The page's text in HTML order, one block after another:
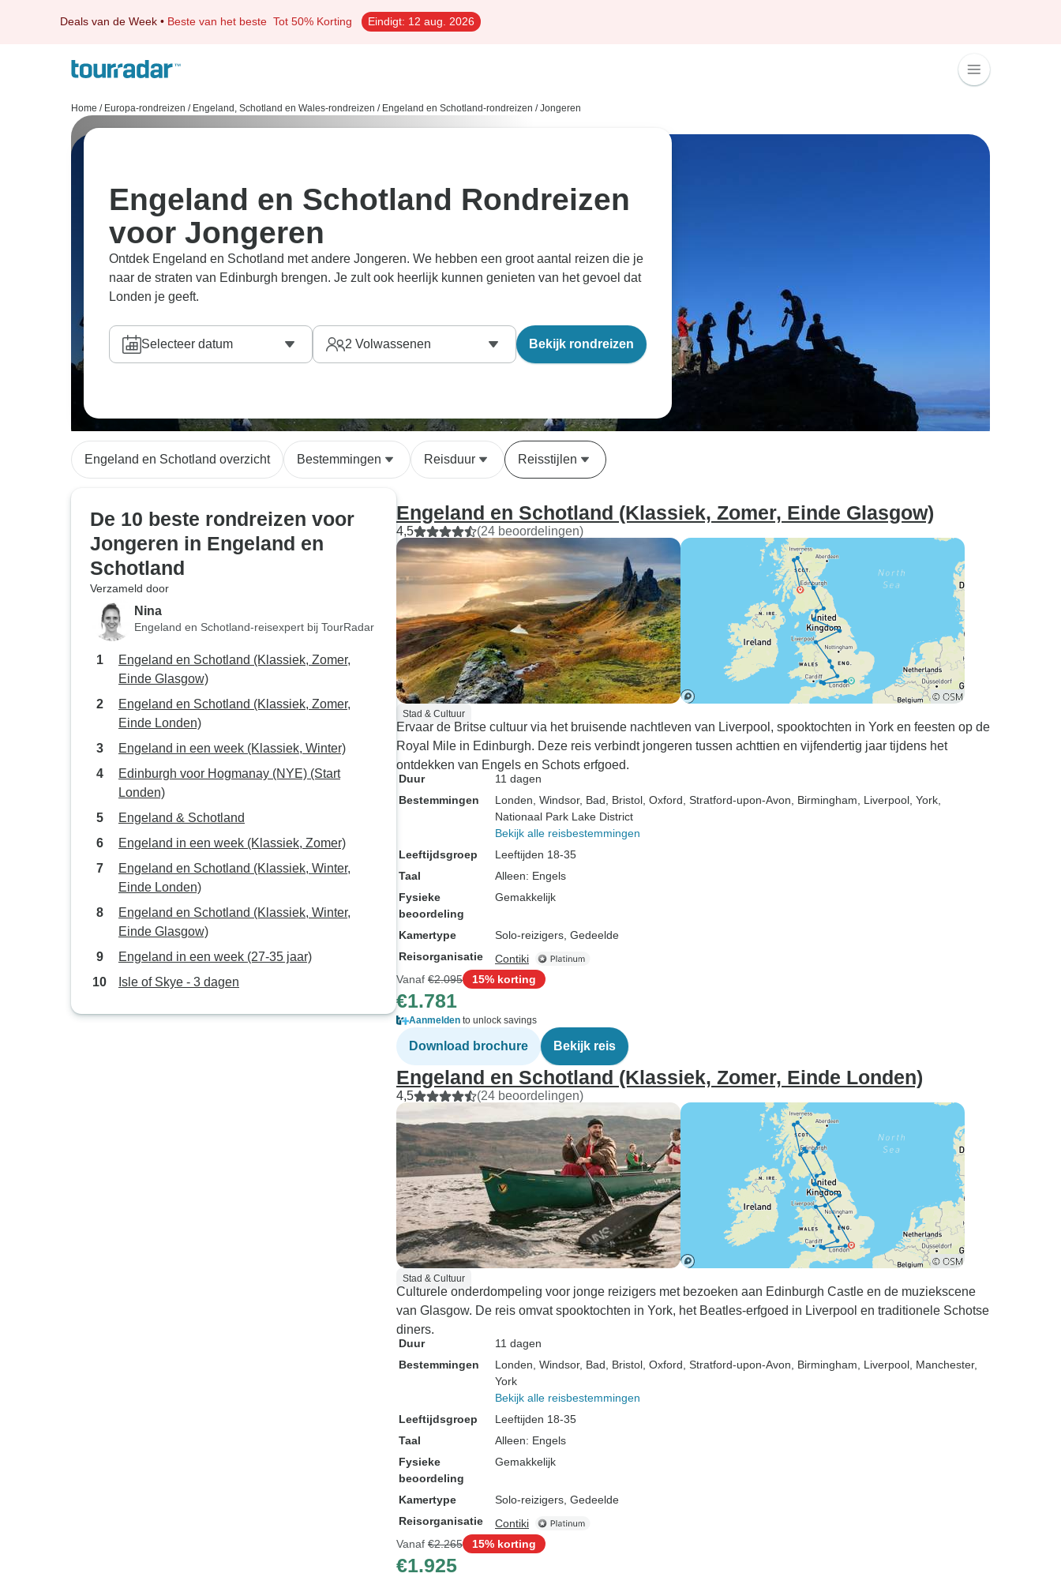
Deals van de Week • Beste van het beste Tot 50% Korting Eindigt: 12 aug. 2026
Home / Europa-rondreizen / Engeland, Schotland en Wales-rondreizen / Engeland en Schotland-rondreizen / Jongeren
Engeland en Schotland Rondreizen
voor Jongeren
Ontdek Engeland en Schotland met andere Jongeren. We hebben een groot aantal reizen die je
naar de straten van Edinburgh brengen. Je zult ook heerlijk kunnen genieten van het gevoel dat
Londen je geeft.
Selecteer datum 2 Volwassenen Bekijk rondreizen
Engeland en Schotland overzicht Bestemmingen Reisduur Reisstijlen
De 10 beste rondreizen voor
Jongeren in Engeland en
Schotland
Verzameld door
Nina
Engeland en Schotland-reisexpert bij TourRadar
Engeland en Schotland (Klassiek, Zomer,
Einde Glasgow)
Engeland en Schotland (Klassiek, Zomer,
Einde Londen)
Engeland in een week (Klassiek, Winter)
Edinburgh voor Hogmanay (NYE) (Start
Londen)
Engeland & Schotland
Engeland in een week (Klassiek, Zomer)
Engeland en Schotland (Klassiek, Winter,
Einde Londen)
Engeland en Schotland (Klassiek, Winter,
Einde Glasgow)
Engeland in een week (27-35 jaar)
Isle of Skye - 3 dagen
Engeland en Schotland (Klassiek, Zomer, Einde Glasgow)
4,5 (24 beoordelingen)
Stad & Cultuur
Ervaar de Britse cultuur via het bruisende nachtleven van Liverpool, spooktochten in York en feesten op de
Royal Mile in Edinburgh. Deze reis verbindt jongeren tussen achttien en vijfendertig jaar tijdens het
ontdekken van Engels en Schots erfgoed.
Duur
11 dagen
Bestemmingen
Londen , Windsor, Bad , Bristol , Oxford , Stratford-upon-Avon , Birmingham , Liverpool , York
Nationaal Park Lake District
Bekijk alle reisbestemmingen
Leeftijdsgroep
Leeftijden 18-35
Taal
Alleen: Engels
Fysieke
beoordeling
Gemakkelijk
Kamertype
Solo-reizigers, Gedeelde
Reisorganisatie
Contiki
Vanaf €2.095 15% korting
€1.781
Aanmelden to unlock savings
Download brochure Bekijk reis
Engeland en Schotland (Klassiek, Zomer, Einde Londen)
4,5 (24 beoordelingen)
Stad & Cultuur
Culturele onderdompeling voor jonge reizigers met bezoeken aan Edinburgh Castle en de muziekscene
van Glasgow. De reis omvat spooktochten in York, het Beatles-erfgoed in Liverpool en traditionele Schotse
diners.
Duur
11 dagen
Bestemmingen
Londen , Windsor, Bad , Bristol , Oxford , Stratford-upon-Avon , Birmingham , Liverpool , Manchester,
York
Bekijk alle reisbestemmingen
Leeftijdsgroep
Leeftijden 18-35
Taal
Alleen: Engels
Fysieke
beoordeling
Gemakkelijk
Kamertype
Solo-reizigers, Gedeelde
Reisorganisatie
Contiki
Vanaf €2.265 15% korting
€1.925